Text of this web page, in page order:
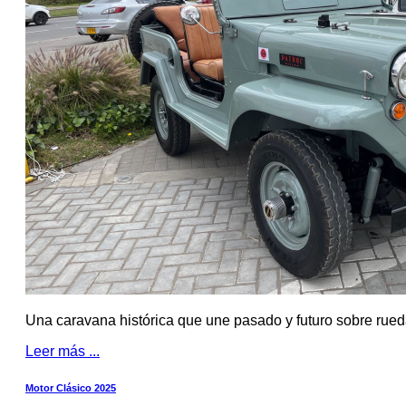
Una caravana histórica que une pasado y futuro sobre
Leer más ...
Motor Clásico 2025